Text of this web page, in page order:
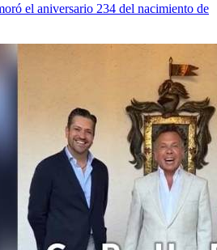
el aniversario 234 del nacimiento de